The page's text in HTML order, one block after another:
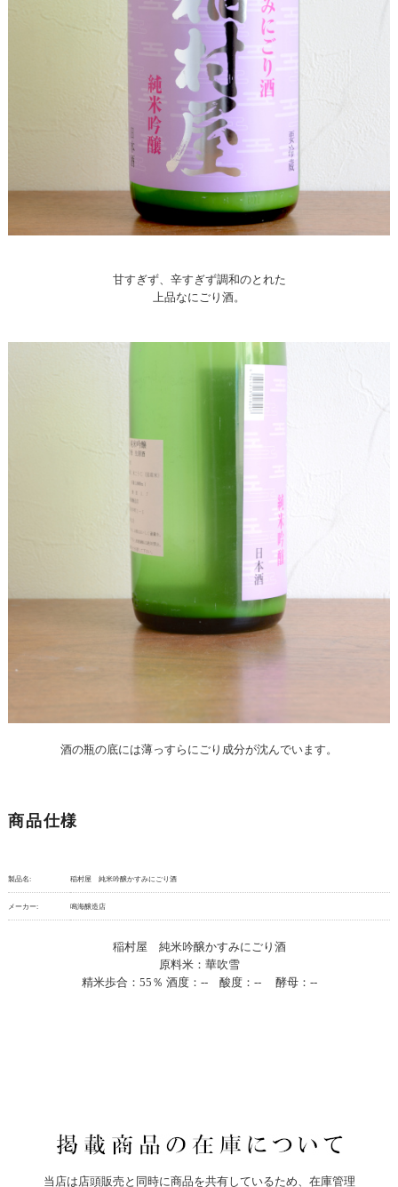
甘すぎず、辛すぎず調和のとれた
上品なにごり酒。
酒の瓶の底には薄っすらにごり成分が沈んでいます。
商品仕様
製品名: 稲村屋 純米吟醸かすみにごり酒
メーカー: 鳴海醸造店
稲村屋 純米吟醸かすみにごり酒
原料米：華吹雪
精米歩合：55％ 酒度：-- 酸度：-- 酵母：--
当店は店頭販売と同時に商品を共有しているため、在庫管理